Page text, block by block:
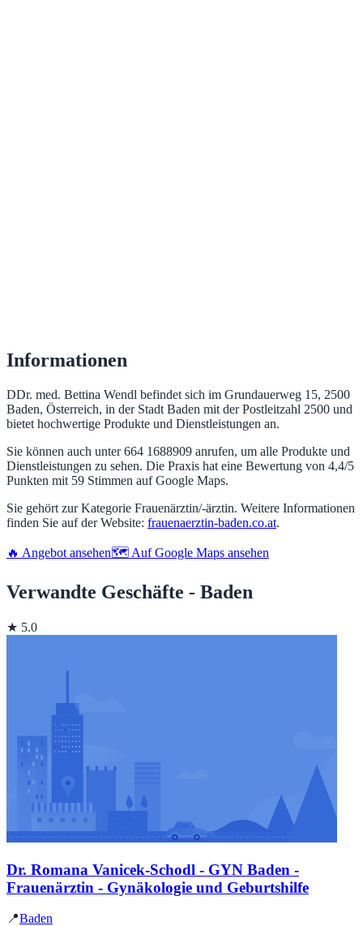
Informationen
DDr. med. Bettina Wendl befindet sich im Grundauerweg 15, 2500
Baden, Österreich, in der Stadt Baden mit der Postleitzahl 2500 und
bietet hochwertige Produkte und Dienstleistungen an.
Sie können auch unter 664 1688909 anrufen, um alle Produkte und
Dienstleistungen zu sehen. Die Praxis hat eine Bewertung von 4,4/5
Punkten mit 59 Stimmen auf Google Maps.
Sie gehört zur Kategorie Frauenärztin/-ärztin. Weitere Informationen
finden Sie auf der Website: frauenaerztin-baden.co.at.
🔥 Angebot ansehen🗺️ Auf Google Maps ansehen
Verwandte Geschäfte - Baden
★ 5.0
Dr. Romana Vanicek-Schodl - GYN Baden -
Frauenärztin - Gynäkologie und Geburtshilfe
📍Baden